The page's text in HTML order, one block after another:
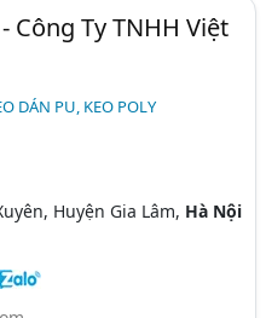
Công Ty TNHH Việt
DÁN PU, KEO POLY
Huyện Gia Lâm, Hà Nội